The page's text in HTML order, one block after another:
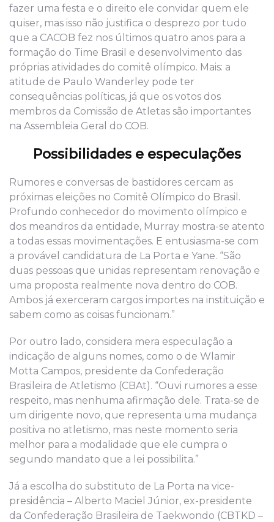
fazer uma festa e o direito ele convidar quem ele
quiser, mas isso não justifica o desprezo por tudo
que a CACOB fez nos últimos quatro anos para a
formação do Time Brasil e desenvolvimento das
próprias atividades do comitê olímpico. Mais: a
atitude de Paulo Wanderley pode ter
consequências políticas, já que os votos dos
membros da Comissão de Atletas são importantes
na Assembleia Geral do COB.
Possibilidades e especulações
Rumores e conversas de bastidores cercam as
próximas eleições no Comitê Olímpico do Brasil.
Profundo conhecedor do movimento olímpico e
dos meandros da entidade, Murray mostra-se atento
a todas essas movimentações. E entusiasma-se com
a provável candidatura de La Porta e Yane. “São
duas pessoas que unidas representam renovação e
uma proposta realmente nova dentro do COB.
Ambos já exerceram cargos importes na instituição e
sabem como as coisas funcionam.”
Por outro lado, considera mera especulação a
indicação de alguns nomes, como o de Wlamir
Motta Campos, presidente da Confederação
Brasileira de Atletismo (CBAt). “Ouvi rumores a esse
respeito, mas nenhuma afirmação dele. Trata-se de
um dirigente novo, que representa uma mudança
positiva no atletismo, mas neste momento seria
melhor para a modalidade que ele cumpra o
segundo mandato que a lei possibilita.”
Já a escolha do substituto de La Porta na vice-
presidência – Alberto Maciel Júnior, ex-presidente
da Confederação Brasileira de Taekwondo (CBTKD –